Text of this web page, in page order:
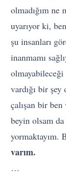
olmadığım
uyarıyor ki,
şu insanları
inanmamı
olmayabileceği
vardığı bir
çalışan bir
beyin olsam
yormaktayım.
varım.
…